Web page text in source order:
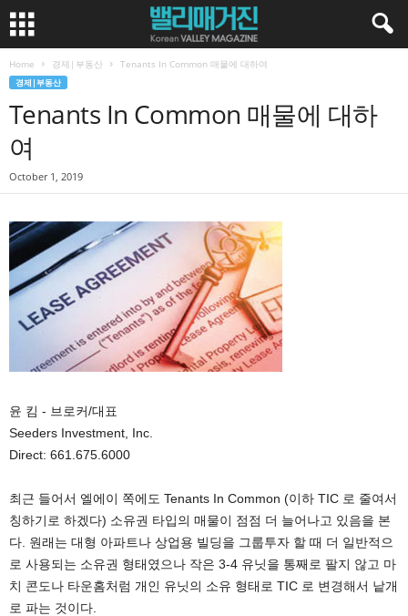
Home 경제|부동산 Tenants In Common 매물에 대하여
경제|부동산
Tenants In Common 매물에 대하
여
October 1, 2019
윤 킴 - 브로커/대표
Seeders Investment, Inc.
Direct: 661.675.6000
최근 들어서 엘에이 쪽에도 Tenants In Common (이하 TIC 로 줄여서
칭하기로 하겠다) 소유권 타입의 매물이 점점 더 늘어나고 있음을 본
다. 원래는 대형 아파트나 상업용 빌딩을 그룹투자 할 때 더 일반적으
로 사용되는 소유권 형태였으나 작은 3-4 유닛을 통째로 팔지 않고 마
치 콘도나 타운홈처럼 개인 유닛의 소유 형태로 TIC 로 변경해서 낱개
로 파는 것이다.